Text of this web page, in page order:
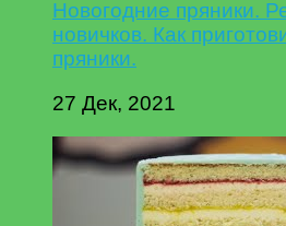
Новогодние пряники.
новичков. Как
пряники.
27 Дек, 2021